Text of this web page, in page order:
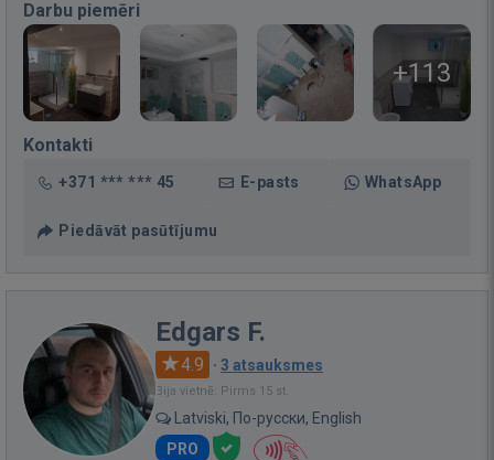
Darbu piemēri
+113
Kontakti
+371 *** *** 45 E-pasts WhatsApp
Piedāvāt pasūtījumu
Edgars F.
4.9 · 3 atsauksmes
Bija vietnē: Pirms 15 st.
Latviski, По-русски, English
PRO